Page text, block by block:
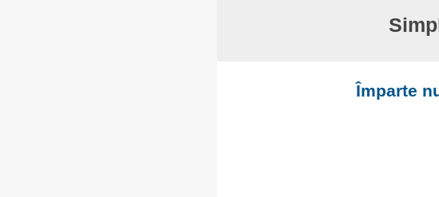
Împarte